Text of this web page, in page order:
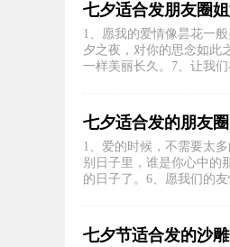
七夕适合发朋友圈
1、愿我的爱情像昙花一
夕之夜，对你的思念如此
一样美丽长久。7、让我
七夕适合发的朋友
1、爱的时候，不需要太
别日子里，谁是你心中的
的日子了。6、愿我们的
七夕节适合发的沙雕